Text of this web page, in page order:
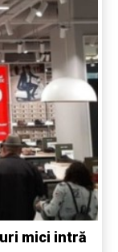
mici intră